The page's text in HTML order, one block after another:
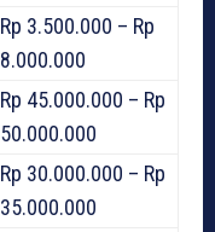
Rp 3.500.000 – Rp
8.000.000
Rp 45.000.000 – Rp
50.000.000
Rp 30.000.000 – Rp
35.000.000